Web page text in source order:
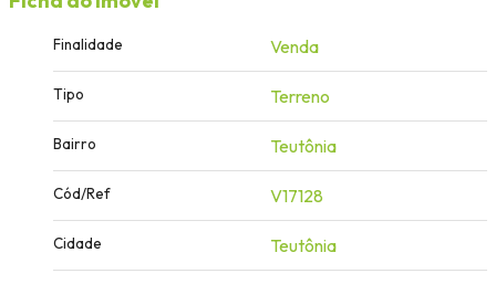
Finalidade Venda
Tipo Terreno
Bairro Teutônia
Cód/Ref V17128
Cidade Teutônia